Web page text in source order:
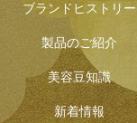
ブランドヒストリー
製品のご紹介
美容豆知識
新着情報